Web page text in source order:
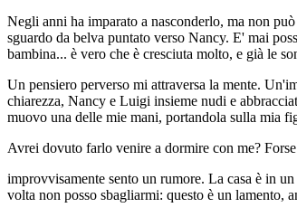
Negli anni ha imparato a nasconderlo, ma non
sguardo da belva puntato verso Nancy. E' mai
bambina... è vero che è cresciuta molto, e già le
Un pensiero perverso mi attraversa la mente.
chiarezza, Nancy e Luigi insieme nudi e
muovo una delle mie mani, portandola sulla mia
Avrei dovuto farlo venire a dormire con me?
improvvisamente sento un rumore. La casa è in
volta non posso sbagliarmi: questo è un lamento,